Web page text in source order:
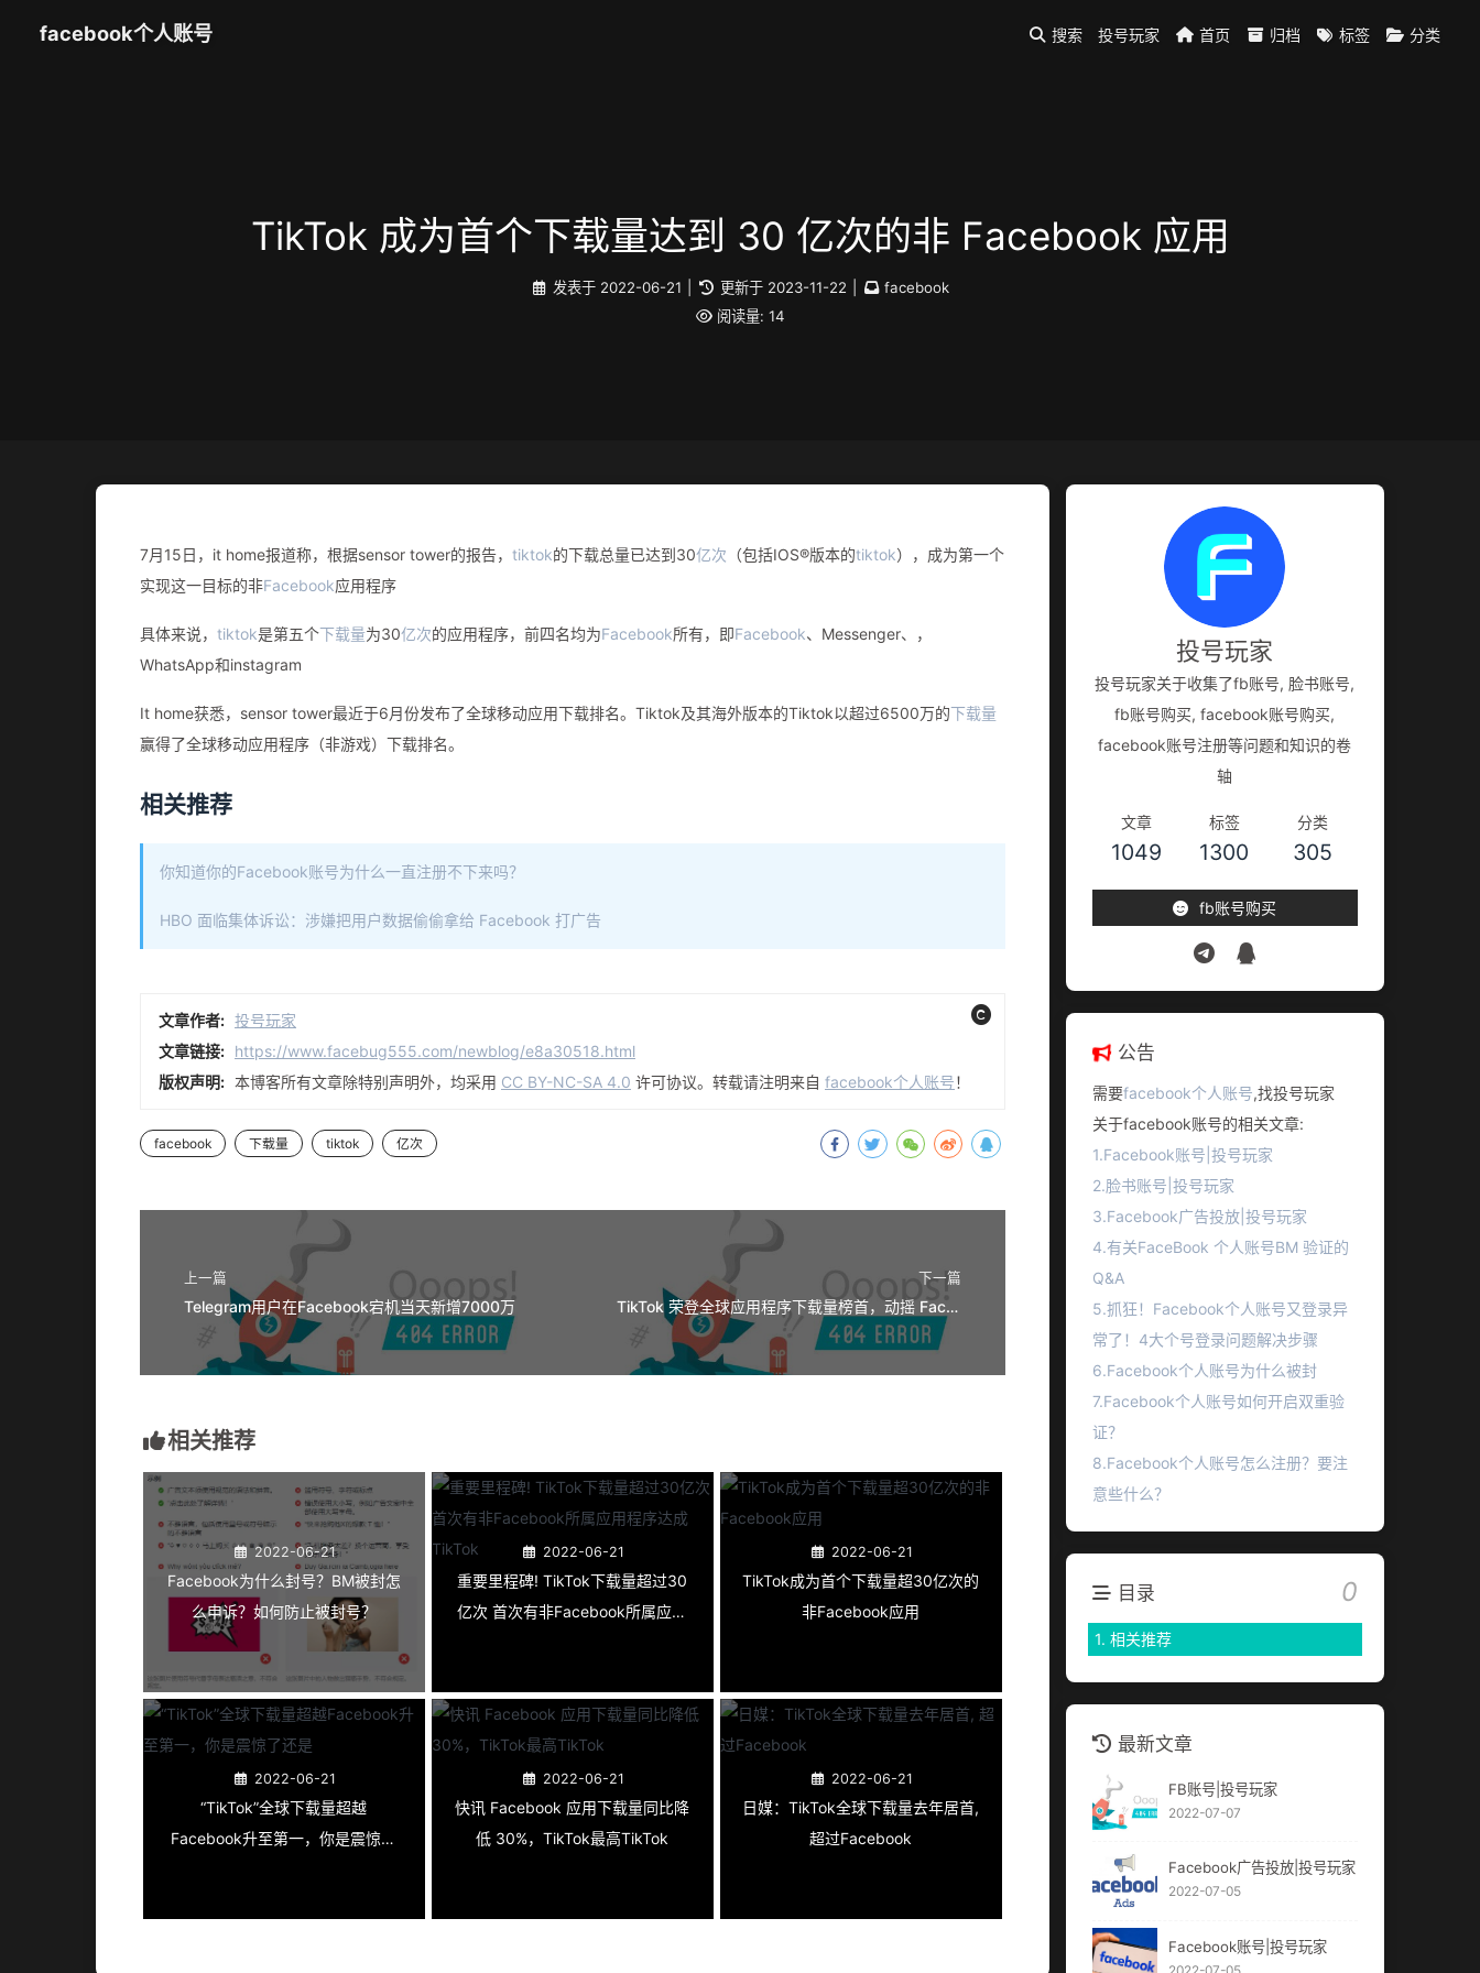
facebook个人账号 搜索 投号玩家 首页 归档 标签 分类
TikTok 成为首个下载量达到 30 亿次的非 Facebook 应用
发表于 2022-06-21 更新于 2023-11-22
facebook
阅读量: 14
7月15日，it home报道称，根据sensor tower的报告， tiktok的下载总量已达到30亿次 （包括IOS®版本的tiktok），成为第一个
实现这一目标的非Facebook应用程序
具体来说， tiktok是第五个下载量为30亿次的应用程序，前四名均为Facebook所有，即Facebook、Messenger、，
WhatsApp和instagram
It home获悉，sensor tower最近于6月份发布了全球移动应用下载排名。Tiktok及其海外版本的Tiktok以超过6500万的下载量
赢得了全球移动应用程序（非游戏）下载排名。
相关推荐
你知道你的Facebook账号为什么一直注册不下来吗？
HBO 面临集体诉讼：涉嫌把用户数据偷偷拿给 Facebook 打广告
文章作者: 投号玩家
文章链接: https://www.facebug555.com/newblog/e8a30518.html
版权声明: 本博客所有文章除特别声明外，均采用 CC BY-NC-SA 4.0 许可协议。转载请注明来自 facebook个人账号！
facebook 下载量 tiktok 亿次
上一篇
Telegram用户在Facebook宕机当天新增7000万
下一篇
TikTok 荣登全球应用程序下载量榜首，动摇 Facebook 统治地位FacebookTikTok
相关推荐
2022-06-21
Facebook为什么封号？BM被封怎
么申诉？如何防止被封号？
2022-06-21
重要里程碑! TikTok下载量超过30
亿次 首次有非Facebook所属应用
2022-06-21
TikTok成为首个下载量超30亿次的
非Facebook应用
2022-06-21
“TikTok”全球下载量超越
Facebook升至第一，你是震惊了
2022-06-21
快讯 Facebook 应用下载量同比降
低 30%，TikTok最高TikTok
2022-06-21
日媒：TikTok全球下载量去年居首,
超过Facebook
投号玩家
投号玩家关于收集了fb账号, 脸书账号,
fb账号购买, facebook账号购买,
facebook账号注册等问题和知识的卷
轴
文章
1049
标签
1300
分类
305
fb账号购买
公告
需要facebook个人账号,找投号玩家
关于facebook账号的相关文章:
1.Facebook账号|投号玩家
2.脸书账号|投号玩家
3.Facebook广告投放|投号玩家
4.有关FaceBook 个人账号BM 验证的
Q&A
5.抓狂！Facebook个人账号又登录异
常了！4大个号登录问题解决步骤
6.Facebook个人账号为什么被封
7.Facebook个人账号如何开启双重验
证？
8.Facebook个人账号怎么注册？要注
意些什么？
目录 0
1. 相关推荐
最新文章
FB账号|投号玩家
2022-07-07
Facebook广告投放|投号玩家
2022-07-05
Facebook账号|投号玩家